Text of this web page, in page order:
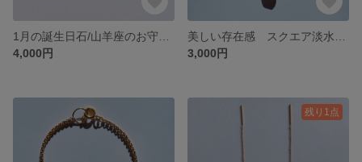
4,000円
3,000円
残り1点